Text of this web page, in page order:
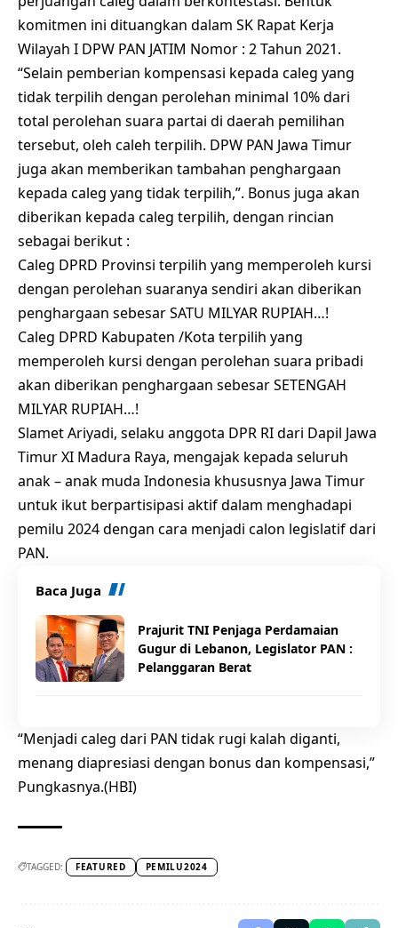
komitmen ini dituangkan dalam SK Rapat Kerja
Wilayah I DPW PAN JATIM Nomor : 2 Tahun 2021.
“Selain pemberian kompensasi kepada caleg yang
tidak terpilih dengan perolehan minimal 10% dari
total perolehan suara partai di daerah pemilihan
tersebut, oleh caleh terpilih. DPW PAN Jawa Timur
juga akan memberikan tambahan penghargaan
kepada caleg yang tidak terpilih,”. Bonus juga akan
diberikan kepada caleg terpilih, dengan rincian
sebagai berikut :
Caleg DPRD Provinsi terpilih yang memperoleh kursi
dengan perolehan suaranya sendiri akan diberikan
penghargaan sebesar SATU MILYAR RUPIAH…!
Caleg DPRD Kabupaten /Kota terpilih yang
memperoleh kursi dengan perolehan suara pribadi
akan diberikan penghargaan sebesar SETENGAH
MILYAR RUPIAH…!
Slamet Ariyadi, selaku anggota DPR RI dari Dapil Jawa
Timur XI Madura Raya, mengajak kepada seluruh
anak – anak muda Indonesia khususnya Jawa Timur
untuk ikut berpartisipasi aktif dalam menghadapi
pemilu 2024 dengan cara menjadi calon legislatif dari
PAN.
Baca Juga
Prajurit TNI Penjaga Perdamaian
Gugur di Lebanon, Legislator PAN :
Pelanggaran Berat
“Menjadi caleg dari PAN tidak rugi kalah diganti,
menang diapresiasi dengan bonus dan kompensasi,”
Pungkasnya.(HBI)
TAGGED: FEATURED PEMILU2024